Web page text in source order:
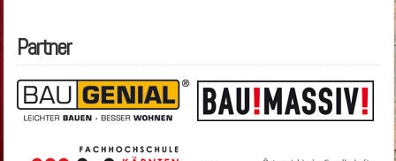
Partner